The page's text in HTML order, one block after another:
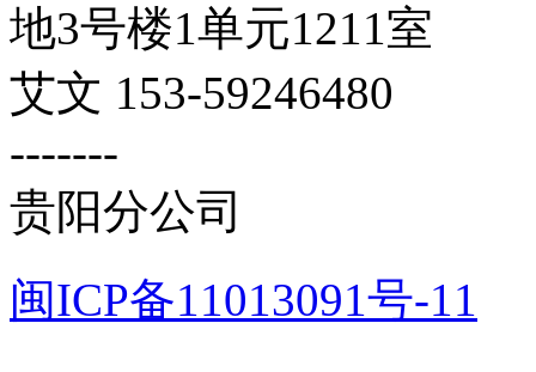
地3号楼1单元1211室
艾文 153-59246480
-------
贵阳分公司
闽ICP备11013091号-11